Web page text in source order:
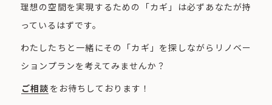
理想の空間を実現するための「カギ」は必ずあなたが持
っているはずです。
わたしたちと一緒にその「カギ」を探しながらリノベー
ションプランを考えてみませんか？
ご相談 をお待ちしております！